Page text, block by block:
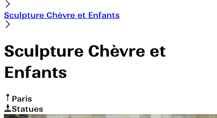
Sculpture Chèvre et Enfants
Sculpture Chèvre et
Enfants
Paris
Statues